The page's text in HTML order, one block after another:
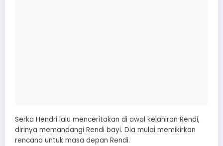
Serka Hendri lalu menceritakan di awal kelahiran Rendi,
dirinya memandangi Rendi bayi. Dia mulai memikirkan
rencana untuk masa depan Rendi.